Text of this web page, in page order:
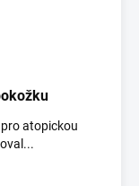
atopickou